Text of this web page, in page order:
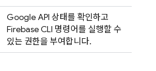
Google API 상태를 확인하고
FirebaseCLI 명령어를 실행할 수
있는 권한을 부여합니다.